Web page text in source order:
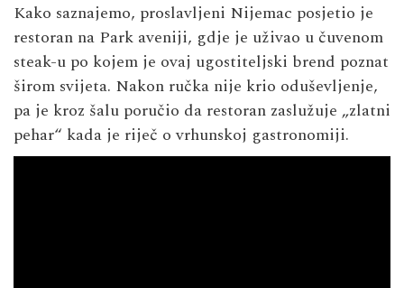
Kako saznajemo, proslavljeni Nijemac posjetio je
restoran na Park aveniji, gdje je uživao u čuvenom
steak-u po kojem je ovaj ugostiteljski brend poznat
širom svijeta. Nakon ručka nije krio oduševljenje,
pa je kroz šalu poručio da restoran zaslužuje „zlatni
pehar“ kada je riječ o vrhunskoj gastronomiji.